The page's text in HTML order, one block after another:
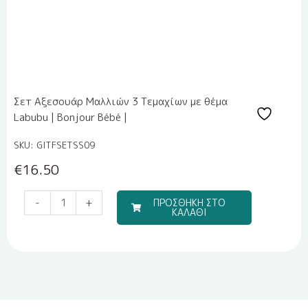
Σετ Αξεσουάρ Μαλλιών 3 Τεμαχίων με θέμα
Labubu | Bonjour Bébé |
SKU: GITFSETSS09
€16.50
-
Boy
+ ΠΡΟΣΘΗΚΗ ΣΤΟ
ΚΑΛΑΘΙ